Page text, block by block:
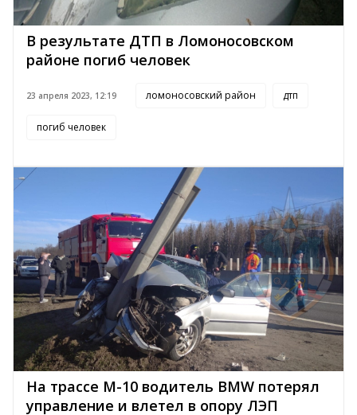
В результате ДТП в Ломоносовском
районе погиб человек
23 апреля 2023, 12:19 ломоносовский район дтп
погиб человек
На трассе М-10 водитель BMW потерял
управление и влетел в опору ЛЭП